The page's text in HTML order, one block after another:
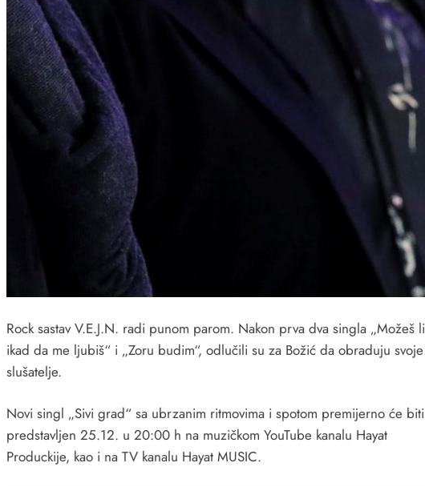
Rock sastav V.E.J.N. radi punom parom. Nakon prva dva singla „Možeš li
ikad da me ljubiš“ i „Zoru budim“, odlučili su za Božić da obraduju svoje
slušatelje.
Novi singl „Sivi grad“ sa ubrzanim ritmovima i spotom premijerno će biti
predstavljen 25.12. u 20:00 h na muzičkom YouTube kanalu Hayat
Produckije, kao i na TV kanalu Hayat MUSIC.